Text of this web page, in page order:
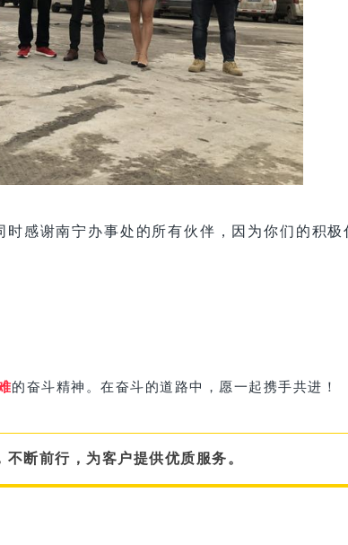
感谢南宁办事处的所有伙伴，因为你们的积极
的奋斗精神。在奋斗的道路中，愿一起携手共进！
断前行，为客户提供优质服务。